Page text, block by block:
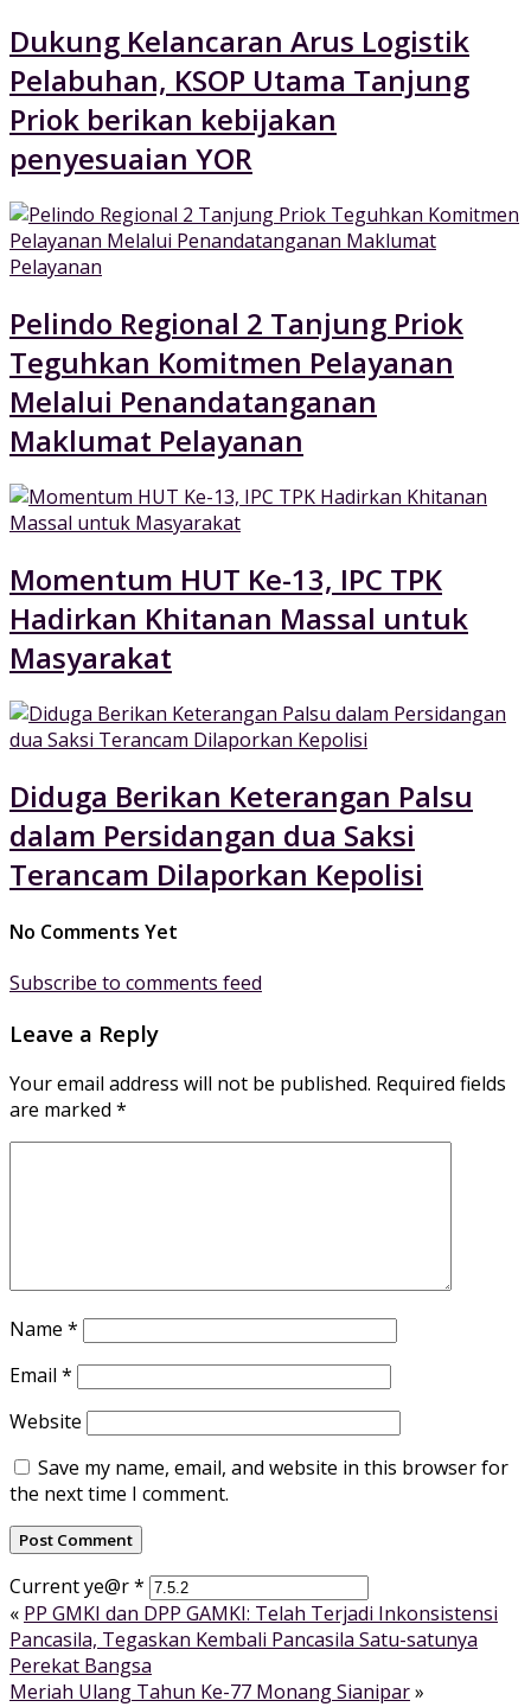
Dukung Kelancaran Arus Logistik
Pelabuhan, KSOP Utama Tanjung
Priok berikan kebijakan
penyesuaian YOR
Pelindo Regional 2 Tanjung Priok
Teguhkan Komitmen Pelayanan
Melalui Penandatanganan
Maklumat Pelayanan
Momentum HUT Ke-13, IPC TPK
Hadirkan Khitanan Massal untuk
Masyarakat
Diduga Berikan Keterangan Palsu
dalam Persidangan dua Saksi
Terancam Dilaporkan Kepolisi
No Comments Yet
Subscribe to comments feed
Leave a Reply
Your email address will not be published. Required fields
are marked *
Name *
Email *
Website
Save my name, email, and website in this browser for
the next time I comment.
Current ye@r*
« PP GMKI dan DPP GAMKI: Telah Terjadi Inkonsistensi
Pancasila, Tegaskan Kembali Pancasila Satu-satunya
Perekat Bangsa
Meriah Ulang Tahun Ke-77 Monang Sianipar»